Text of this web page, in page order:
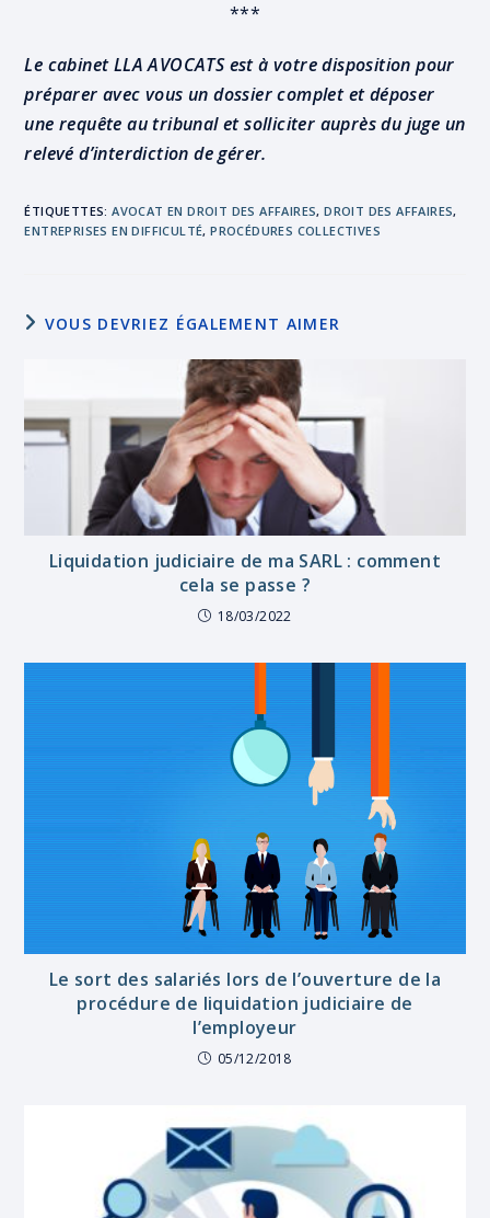
***
Le cabinet LLA AVOCATS est à votre disposition pour
préparer avec vous un dossier complet et déposer
une requête au tribunal et solliciter auprès du juge un
relevé d’interdiction de gérer.
ÉTIQUETTES:AVOCAT EN DROIT DES AFFAIRES, DROIT DES AFFAIRES,
ENTREPRISES EN DIFFICULTÉ, PROCÉDURES COLLECTIVES
VOUS DEVRIEZ ÉGALEMENT AIMER
Liquidation judiciaire de ma SARL : comment
cela se passe ?
18/03/2022
Le sort des salariés lors de l’ouverture de la
procédure de liquidation judiciaire de
l’employeur
05/12/2018